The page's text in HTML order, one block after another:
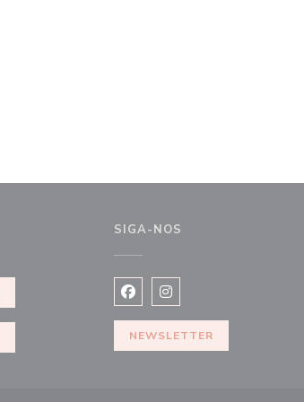
SIGA-NOS
Facebook ((abre numa nova
Instagram ((abre numa
NEWSLETTER